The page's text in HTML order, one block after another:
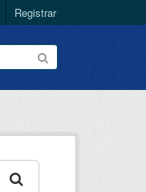
Registrar